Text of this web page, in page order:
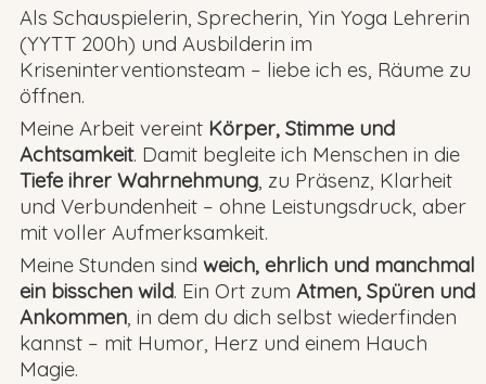
Als Schauspielerin, Sprecherin, Yin Yoga Lehrerin
(YYTT 200h) und Ausbilderin im
Kriseninterventionsteam – liebe ich es, Räume zu
öffnen.
Meine Arbeit vereint Körper, Stimme und
Achtsamkeit. Damit begleite ich Menschen in die
Tiefe ihrer Wahrnehmung, zu Präsenz, Klarheit
und Verbundenheit – ohne Leistungsdruck, aber
mit voller Aufmerksamkeit.
Meine Stunden sind weich, ehrlich und manchmal
ein bisschen wild. Ein Ort zum Atmen, Spüren und
Ankommen, in dem du dich selbst wiederfinden
kannst – mit Humor, Herz und einem Hauch
Magie.